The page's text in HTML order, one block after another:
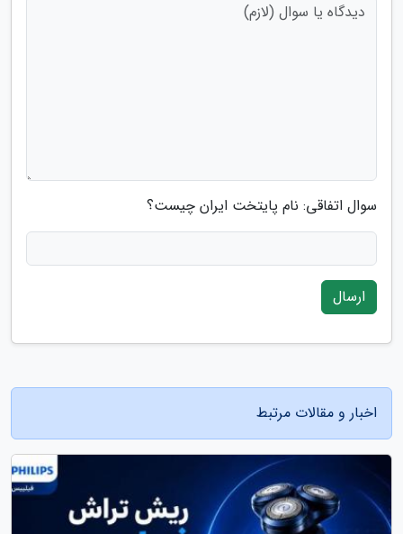
سوال اتفاقی: نام پایتخت ایران چیست؟
ارسال
اخبار و مقالات مرتبط